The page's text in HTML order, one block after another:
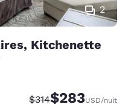
2
Kitchenette
Tarif barré :
$314Tarif réduit :
$283USD/nuit